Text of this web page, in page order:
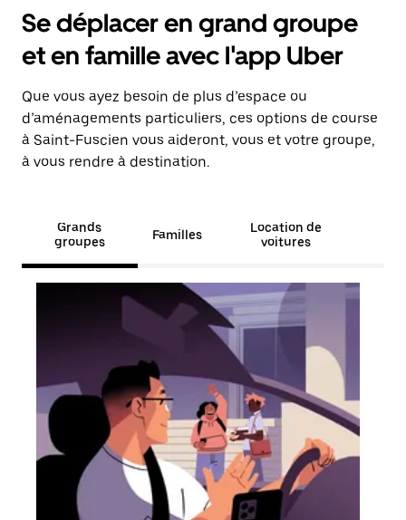
Se déplacer en grand groupe
et en famille avec l'app Uber
Que vous ayez besoin de plus d’espace ou
d’aménagements particuliers, ces options de course
à Saint-Fuscien vous aideront, vous et votre groupe,
à vous rendre à destination.
Grands
groupes
Familles
Location de
voitures